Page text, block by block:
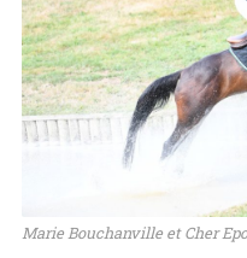
Marie Bouchanville et Cher